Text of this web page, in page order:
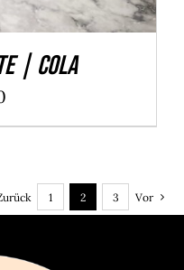
| Cola
1 2 3 Vor